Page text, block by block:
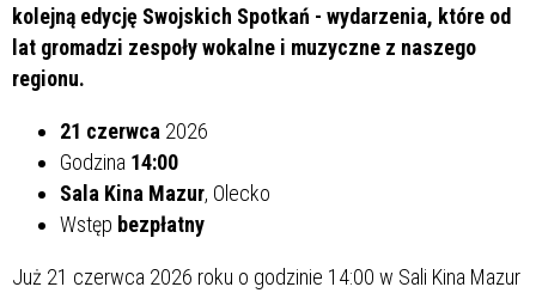
kolejną edycję Swojskich Spotkań - wydarzenia, które od
lat gromadzi zespoły wokalne i muzyczne z naszego
regionu.
21 czerwca 2026
Godzina 14:00
Sala Kina Mazur, Olecko
Wstęp bezpłatny
Już 21 czerwca 2026 roku o godzinie 14:00 w Sali Kina Mazur